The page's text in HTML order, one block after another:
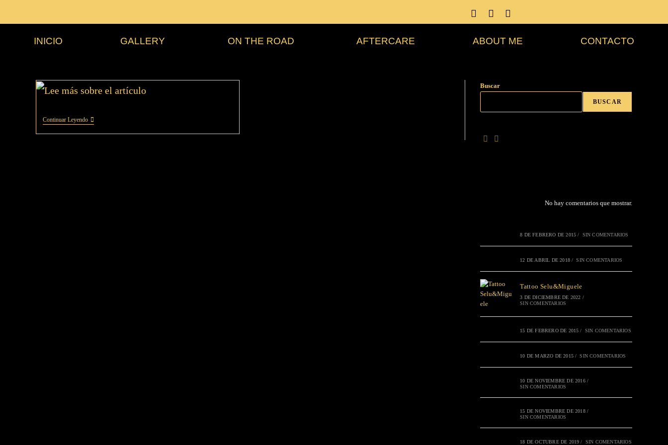
INICIO GALLERY ON THE ROAD AFTERCARE ABOUT ME CONTACTO
Continuar Leyendo
Buscar
BUSCAR
No hay comentarios que mostrar.
8 DE FEBRERO DE 2015 / SIN COMENTARIOS
12 DE ABRIL DE 2018 / SIN COMENTARIOS
Tattoo Selu&Miguele
3 DE DICIEMBRE DE 2022 /
SIN COMENTARIOS
15 DE FEBRERO DE 2015 / SIN COMENTARIOS
10 DE MARZO DE 2015 / SIN COMENTARIOS
10 DE NOVIEMBRE DE 2016 /
SIN COMENTARIOS
15 DE NOVIEMBRE DE 2018 /
SIN COMENTARIOS
18 DE OCTUBRE DE 2019 / SIN COMENTARIOS